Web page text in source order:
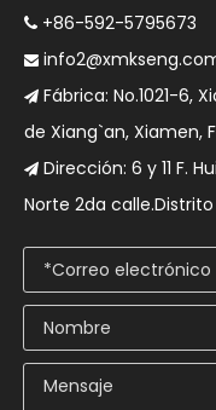
 +86-592-5795673

 Fábrica: No.1021-6,
de Xiang`an, Xiamen,
 Dirección: 6 y 11 F.
Norte 2da